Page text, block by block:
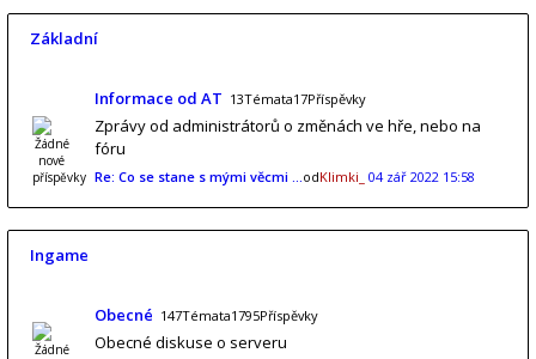
Základní
Informace od AT 13Témata17Příspěvky
Zprávy od administrátorů o změnách ve hře, nebo na
fóru
Re: Co se stane s mými věcmi …odKlimki_ 04 zář 2022 15:58
Ingame
Obecné 147Témata1795Příspěvky
Obecné diskuse o serveru